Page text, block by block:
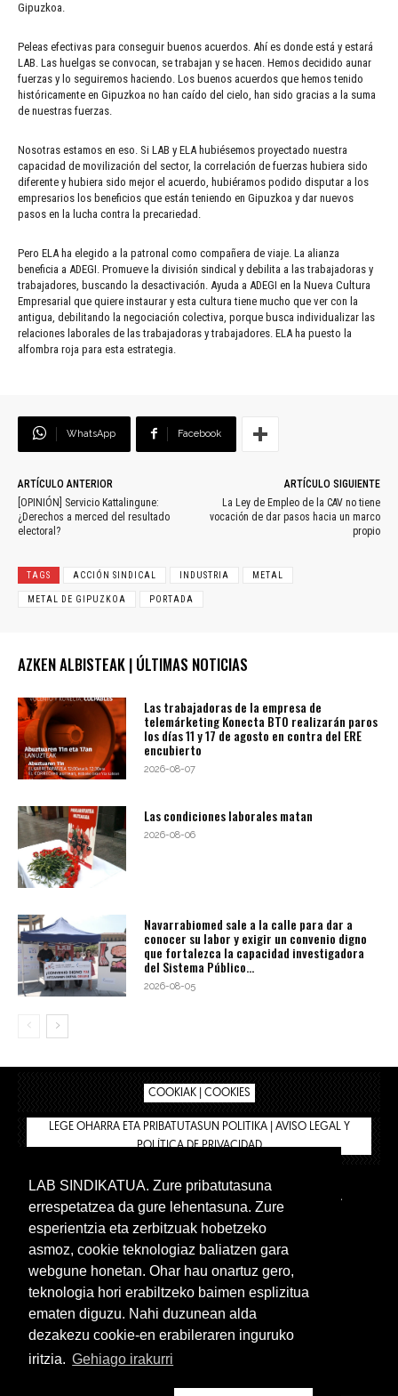
Gipuzkoa.
Peleas efectivas para conseguir buenos acuerdos. Ahí es donde está y estará
LAB. Las huelgas se convocan, se trabajan y se hacen. Hemos decidido aunar
fuerzas y lo seguiremos haciendo. Los buenos acuerdos que hemos tenido
históricamente en Gipuzkoa no han caído del cielo, han sido gracias a la suma
de nuestras fuerzas.
Nosotras estamos en eso. Si LAB y ELA hubiésemos proyectado nuestra
capacidad de movilización del sector, la correlación de fuerzas hubiera sido
diferente y hubiera sido mejor el acuerdo, hubiéramos podido disputar a los
empresarios los beneficios que están teniendo en Gipuzkoa y dar nuevos
pasos en la lucha contra la precariedad.
Pero ELA ha elegido a la patronal como compañera de viaje. La alianza
beneficia a ADEGI. Promueve la división sindical y debilita a las trabajadoras y
trabajadores, buscando la desactivación. Ayuda a ADEGI en la Nueva Cultura
Empresarial que quiere instaurar y esta cultura tiene mucho que ver con la
antigua, debilitando la negociación colectiva, porque busca individualizar las
relaciones laborales de las trabajadoras y trabajadores. ELA ha puesto la
alfombra roja para esta estrategia.
WhatsApp Facebook
ARTÍCULO ANTERIOR
[OPINIÓN] Servicio Kattalingune:
¿Derechos a merced del resultado
electoral?
ARTÍCULO SIGUIENTE
La Ley de Empleo de la CAV no tiene
vocación de dar pasos hacia un marco
propio
TAGS ACCIÓN SINDICAL INDUSTRIA METAL
METAL DE GIPUZKOA PORTADA
AZKEN ALBISTEAK | ÚLTIMAS NOTICIAS
Las trabajadoras de la empresa de
telemárketing Konecta BTO realizarán paros
los días 11 y 17 de agosto en contra del ERE
encubierto
2026-08-07
Las condiciones laborales matan
2026-08-06
Navarrabiomed sale a la calle para dar a
conocer su labor y exigir un convenio digno
que fortalezca la capacidad investigadora
del Sistema Público...
2026-08-05
COOKIAK | COOKIES
LEGE OHARRA ETA PRIBATUTASUN POLITIKA | AVISO LEGAL Y
POLÍTICA DE PRIVACIDAD
BIZILAN.EUS
TIENDA
INTRANET 🔑
Euskera Castellano
www.lab.eus
LAB SINDIKATUA. Zure pribatutasuna
errespetatzea da gure lehentasuna. Zure
esperientzia eta zerbitzuak hobetzeko
asmoz, cookie teknologiaz baliatzen gara
webgune honetan. Ohar hau onartuz gero,
teknologia hori erabiltzeko baimen esplizitua
ematen diguzu. Nahi duzunean alda
dezakezu cookie-en erabileraren inguruko
iritzia. Gehiago irakurri